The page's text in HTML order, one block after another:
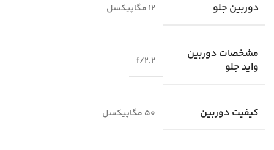
دوربین جلو 12 مگاپیکسل
مشخصات دوربین
واید جلو
f/2.2
کیفیت دوربین 50 مگاپیکسل